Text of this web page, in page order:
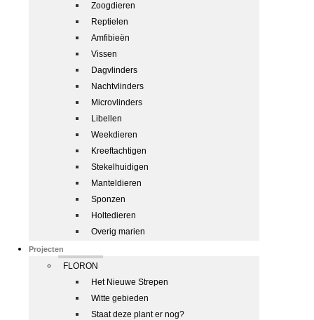
Zoogdieren
Reptielen
Amfibieën
Vissen
Dagvlinders
Nachtvlinders
Microvlinders
Libellen
Weekdieren
Kreeftachtigen
Stekelhuidigen
Manteldieren
Sponzen
Holtedieren
Overig marien
Projecten
FLORON
Het Nieuwe Strepen
Witte gebieden
Staat deze plant er nog?